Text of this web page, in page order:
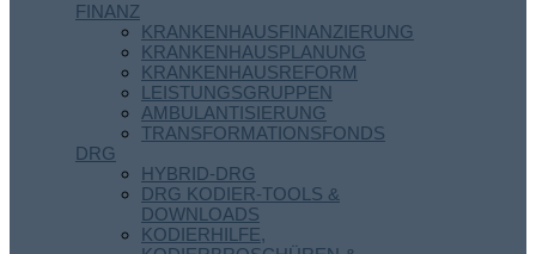
FINANZ
KRANKENHAUSFINANZIERUNG
KRANKENHAUSPLANUNG
KRANKENHAUSREFORM
LEISTUNGSGRUPPEN
AMBULANTISIERUNG
TRANSFORMATIONSFONDS
DRG
HYBRID-DRG
DRG KODIER-TOOLS &
DOWNLOADS
KODIERHILFE,